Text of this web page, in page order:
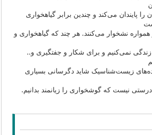
را پایندان می‌کند و چندین برابر گیاهخواری
همواره نشخوار می‌کنند. هر چند که گیاهخواری و
نمی‌کنیم و برای شکار و جفتگیری و..
زیست‌شناسیک شاید دگرسانی بسیاری
نیست که گوشخواری را زیانمند بدانیم.